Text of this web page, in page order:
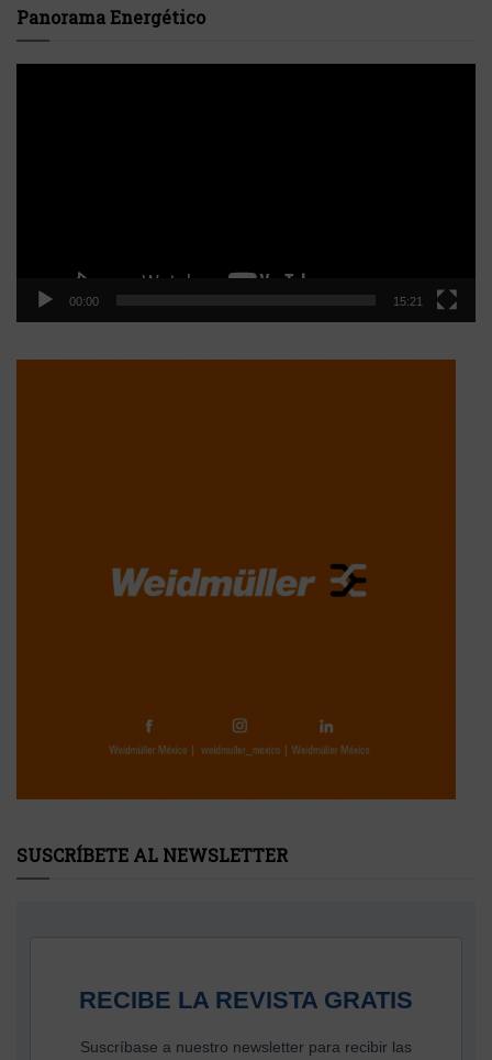
Panorama Energético
00:00 15:21
SUSCRÍBETE AL NEWSLETTER
RECIBE LA REVISTA GRATIS
Suscríbase a nuestro newsletter para recibir las